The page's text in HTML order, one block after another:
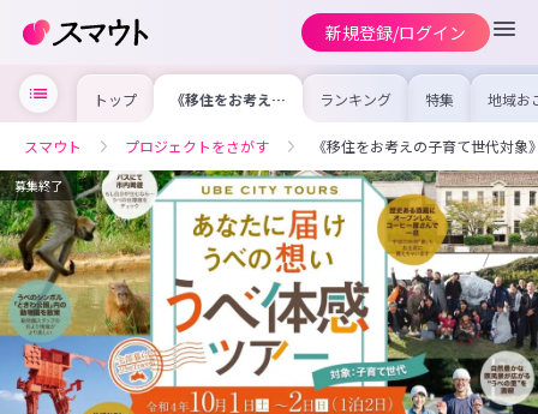
新規登録/ログイン
トップ 《移住をお考えの
子育て世代対象》
10/1・10/2 自然
豊かな湖が広がる
田舎を体感してみ
ませんか？
ランキング 特集 地域お
の求
を集め
事内容
を比較
合った
けよう
スマウト プロジェクトをさがす 《移住をお考えの子育て世代対
募集終了